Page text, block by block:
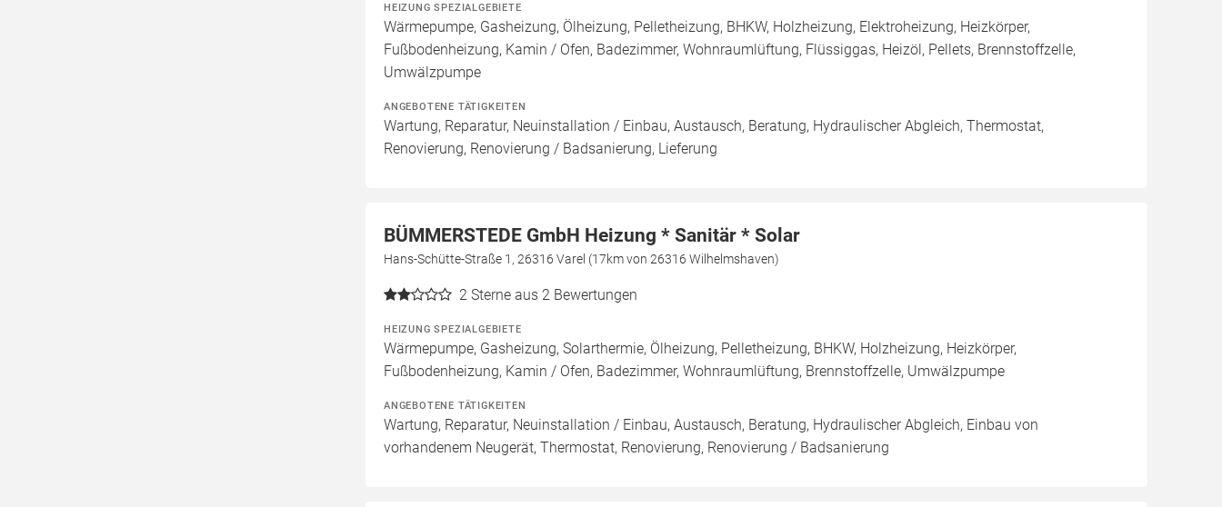
HEIZUNG SPEZIALGEBIETE
Wärmepumpe, Gasheizung, Ölheizung, Pelletheizung, BHKW, Holzheizung, Elektroheizung, Heizkörper,
Fußbodenheizung, Kamin / Ofen, Badezimmer, Wohnraumlüftung, Flüssiggas, Heizöl, Pellets, Brennstoffzelle,
Umwälzpumpe
ANGEBOTENE TÄTIGKEITEN
Wartung, Reparatur, Neuinstallation / Einbau, Austausch, Beratung, Hydraulischer Abgleich, Thermostat,
Renovierung, Renovierung / Badsanierung, Lieferung
BÜMMERSTEDE GmbH Heizung * Sanitär * Solar
Hans-Schütte-Straße 1, 26316 Varel (17km von 26316 Wilhelmshaven)
2 Sterne aus 2 Bewertungen
HEIZUNG SPEZIALGEBIETE
Wärmepumpe, Gasheizung, Solarthermie, Ölheizung, Pelletheizung, BHKW, Holzheizung, Heizkörper,
Fußbodenheizung, Kamin / Ofen, Badezimmer, Wohnraumlüftung, Brennstoffzelle, Umwälzpumpe
ANGEBOTENE TÄTIGKEITEN
Wartung, Reparatur, Neuinstallation / Einbau, Austausch, Beratung, Hydraulischer Abgleich, Einbau von
vorhandenem Neugerät, Thermostat, Renovierung, Renovierung / Badsanierung